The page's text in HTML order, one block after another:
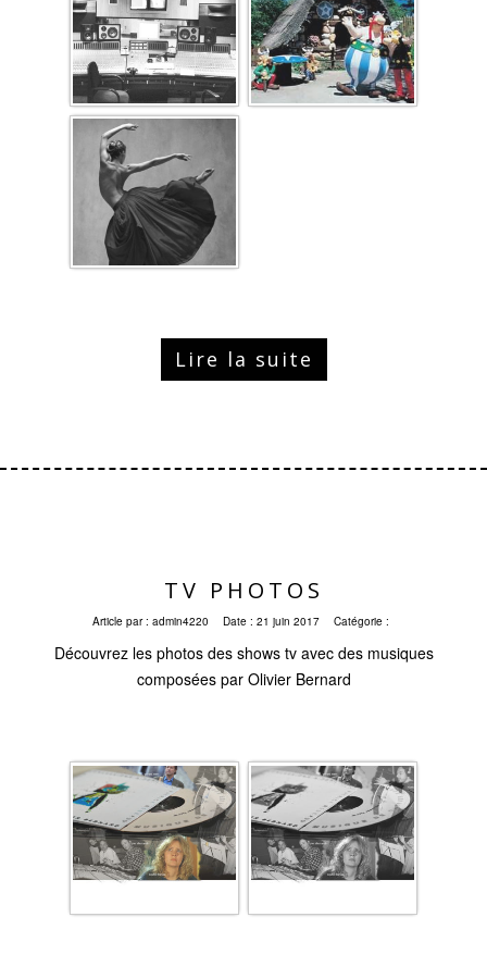
Lire la suite
TV PHOTOS
Article par : admin4220 Date : 21 juin 2017 Catégorie :
Découvrez les photos des shows tv avec des musiques
composées par Olivier Bernard